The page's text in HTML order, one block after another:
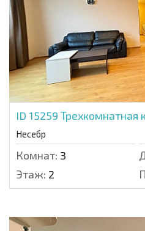
ID 15259 Трехкомнатная
Несебр
Комнат: 3
Этаж: 2